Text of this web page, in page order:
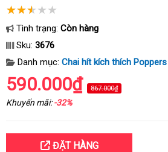
Tình trạng: Còn hàng
Sku: 3676
Danh mục: Chai hít kích thích Poppers
590.000₫ 867.000₫
Khuyến mãi:-32%
ĐẶT HÀNG